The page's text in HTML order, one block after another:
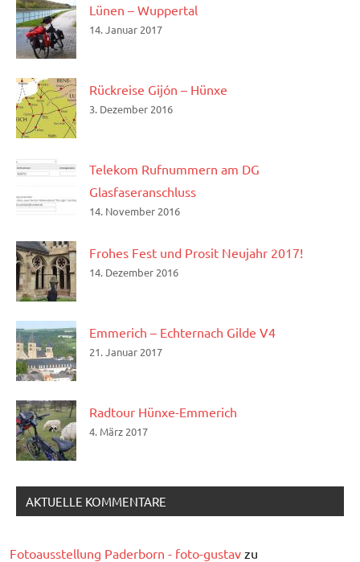
Lünen – Wuppertal
14. Januar 2017
Rückreise Gijón – Hünxe
3. Dezember 2016
Telekom Rufnummern am DG
Glasfaseranschluss
14. November 2016
Frohes Fest und Prosit Neujahr 2017!
14. Dezember 2016
Emmerich – Echternach Gilde V4
21. Januar 2017
Radtour Hünxe-Emmerich
4. März 2017
AKTUELLE KOMMENTARE
Fotoausstellung Paderborn - foto-gustav zu